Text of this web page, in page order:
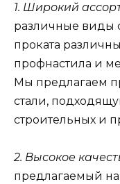
1. Широкий
различные виды
проката
профнастила и
Мы предлагаем
стали,
строительных и
2. Высокое
предлагаемый